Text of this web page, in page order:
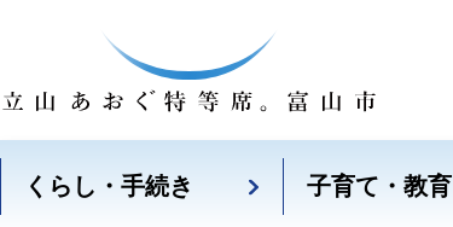
くらし・手続き 子育て・教育